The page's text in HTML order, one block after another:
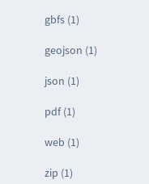
gbfs (1)
geojson (1)
json (1)
pdf (1)
web (1)
zip (1)